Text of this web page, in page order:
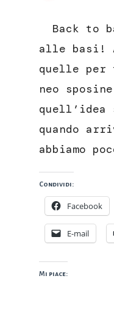
to
Back to
alle basi!
quelle
neo
quell’idea
quando
abbiamo
Condividi:
Facebook
E-mail
Mi piace: